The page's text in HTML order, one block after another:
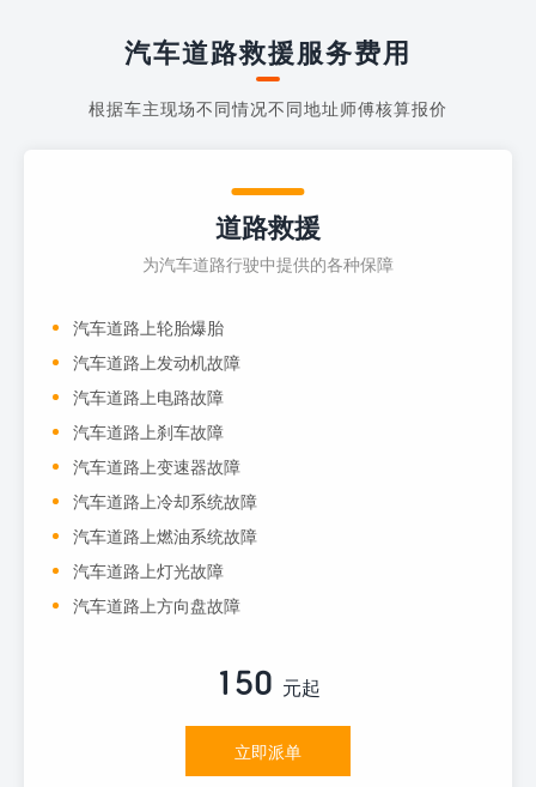
汽车道路救援服务费用
根据车主现场不同情况不同地址师傅核算报价
道路救援
为汽车道路行驶中提供的各种保障
汽车道路上轮胎爆胎
汽车道路上发动机故障
汽车道路上电路故障
汽车道路上刹车故障
汽车道路上变速器故障
汽车道路上冷却系统故障
汽车道路上燃油系统故障
汽车道路上灯光故障
汽车道路上方向盘故障
150 元起
立即派单